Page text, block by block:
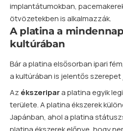
implantátumokban,
ötvözetekben is alkalmazzák.
A platina a
kultúrában
Bár a platina elsősorban ipari
a kultúrában is jelentős szerepet
Az ékszeripara platina egyik
területe. A platina ékszerek
Japánban, ahol a platina